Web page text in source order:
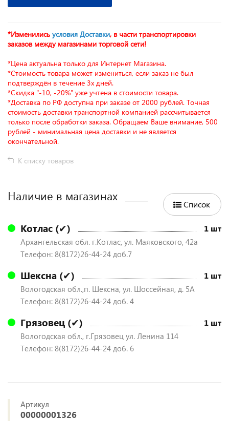
*Изменились условия Доставки, в части транспортировки
заказов между магазинами торговой сети!
*Цена актуальна только для Интернет Магазина.
*Стоимость товара может измениться, если заказ не был
подтверждён в течение 3х дней.
*Скидка "-10, -20%" уже учтена в стоимости товара.
*Доставка по РФ доступна при заказе от 2000 рублей. Точная
стоимость доставки транспортной компанией рассчитывается
только после обработки заказа. Обращаем Ваше внимание, 500
рублей - минимальная цена доставки и не является
окончательной.
К списку товаров
Наличие в магазинах
Список
Котлас (✔) 1 шт
Архангельская обл. г.Котлас, ул. Маяковского, 42а
Телефон: 8(8172)26-44-24 доб.7
Шексна (✔) 1 шт
Вологодская обл.,п. Шексна, ул. Шоссейная, д. 5А
Телефон: 8(8172)26-44-24 доб. 4
Грязовец (✔) 1 шт
Вологодская обл., г.Грязовец ул. Ленина 114
Телефон: 8(8172)26-44-24 доб. 6
Артикул
00000001326